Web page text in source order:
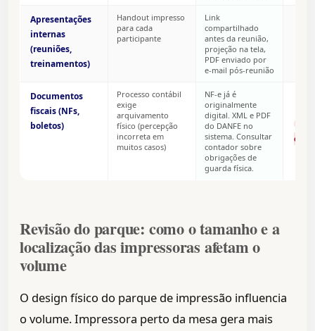
Apresentações
internas
(reuniões,
treinamentos)
Handout impresso
para cada
participante
Link
compartilhado
antes da reunião,
projeção na tela,
PDF enviado por
e-mail pós-reunião
Documentos
fiscais (NFs,
boletos)
Processo contábil
exige
arquivamento
físico (percepção
incorreta em
muitos casos)
NF-e já é
originalmente
digital. XML e PDF
do DANFE no
sistema. Consultar
contador sobre
obrigações de
guarda física.
Revisão do parque: como o tamanho e a
localização das impressoras afetam o
volume
O design físico do parque de impressão influencia
o volume. Impressora perto da mesa gera mais